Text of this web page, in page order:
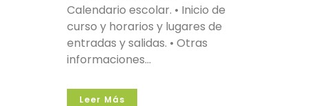
Calendario escolar. • Inicio de
curso y horarios y lugares de
entradas y salidas. • Otras
informaciones...
Leer Más